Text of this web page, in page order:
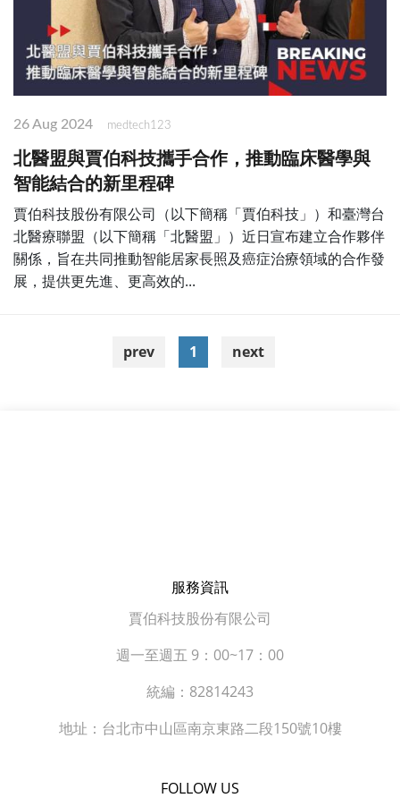
26 Aug 2024 medtech123
北醫盟與賈伯科技攜手合作，推動臨床醫學與
智能結合的新里程碑
賈伯科技股份有限公司（以下簡稱「賈伯科技」）和臺灣台
北醫療聯盟（以下簡稱「北醫盟」）近日宣布建立合作夥伴
關係，旨在共同推動智能居家長照及癌症治療領域的合作發
展，提供更先進、更高效的...
prev 1 next
服務資訊
賈伯科技股份有限公司
週一至週五 9：00~17：00
統編：82814243
地址：台北市中山區南京東路二段150號10樓
FOLLOW US